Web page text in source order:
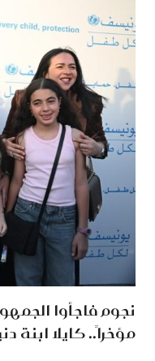
نجوم فاجأوا
مؤخراً.. كايلا ابنة